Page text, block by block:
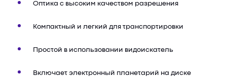
Оптика с высоким качеством разрешения
Компактный и легкий для транспортировки
Простой в использовании видоискатель
Включает электронный планетарий на диске